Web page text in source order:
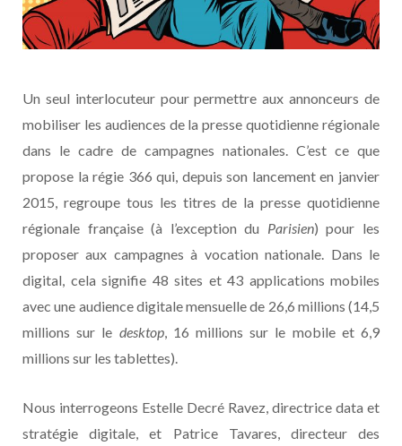
Un seul interlocuteur pour permettre aux annonceurs de
mobiliser les audiences de la presse quotidienne régionale
dans le cadre de campagnes nationales. C’est ce que
propose la régie 366 qui, depuis son lancement en janvier
2015, regroupe tous les titres de la presse quotidienne
régionale française (à l’exception du Parisien) pour les
proposer aux campagnes à vocation nationale. Dans le
digital, cela signifie 48 sites et 43 applications mobiles
avec une audience digitale mensuelle de 26,6 millions (14,5
millions sur le desktop, 16 millions sur le mobile et 6,9
millions sur les tablettes).
Nous interrogeons Estelle Decré Ravez, directrice data et
stratégie digitale, et Patrice Tavares, directeur des